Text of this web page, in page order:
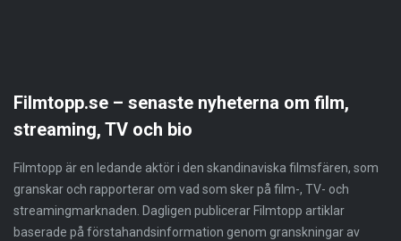
Filmtopp.se – senaste nyheterna om film,
streaming, TV och bio
Filmtopp är en ledande aktör i den skandinaviska filmsfären, som
granskar och rapporterar om vad som sker på film-, TV- och
streamingmarknaden. Dagligen publicerar Filmtopp artiklar
baserade på förstahandsinformation genom granskningar av